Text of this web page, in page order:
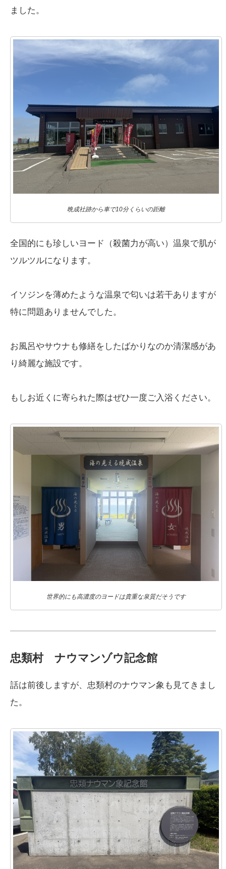
ました。
晩成社跡から車で10分くらいの距離
全国的にも珍しいヨード（殺菌力が高い）温泉で肌が
ツルツルになります。
イソジンを薄めたような温泉で匂いは若干ありますが
特に問題ありませんでした。
お風呂やサウナも修繕をしたばかりなのか清潔感があ
り綺麗な施設です。
もしお近くに寄られた際はぜひ一度ご入浴ください。
世界的にも高濃度のヨードは貴重な泉質だそうです
忠類村 ナウマンゾウ記念館
話は前後しますが、忠類村のナウマン象も見てきまし
た。